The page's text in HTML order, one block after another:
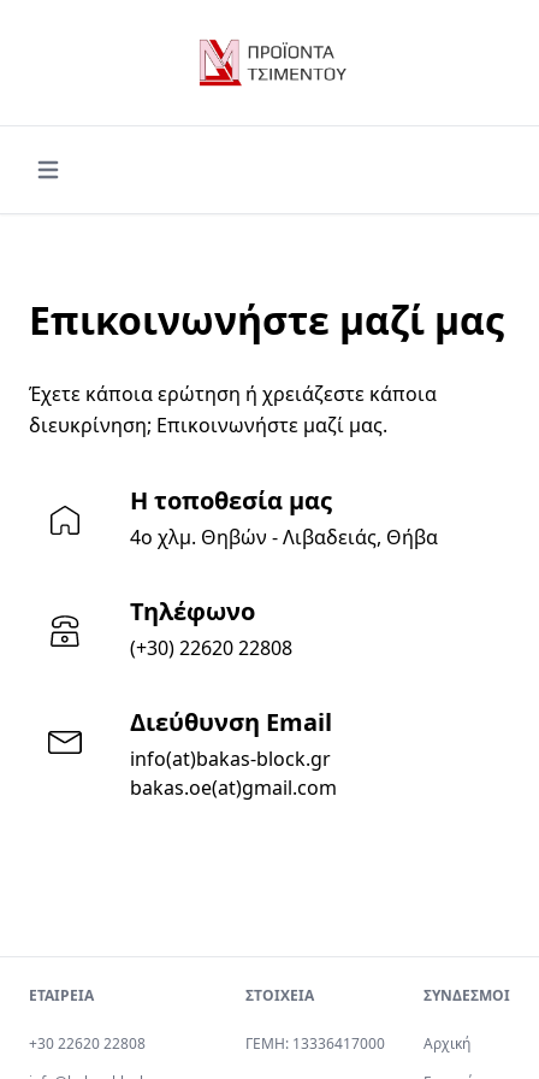
Open main menu
Επικοινωνήστε μαζί μας
Έχετε κάποια ερώτηση ή χρειάζεστε κάποια
διευκρίνηση; Επικοινωνήστε μαζί μας.
Η τοποθεσία μας
4ο χλμ. Θηβών - Λιβαδειάς, Θήβα
Τηλέφωνο
(+30) 22620 22808
Διεύθυνση Email
info(at)bakas-block.gr
bakas.oe(at)gmail.com
ΕΤΑΙΡΕΙΑ
+30 22620 22808
ΣΤΟΙΧΕΙΑ
ΓΕΜΗ: 13336417000
ΣΥΝΔΕΣΜΟΙ
Αρχική